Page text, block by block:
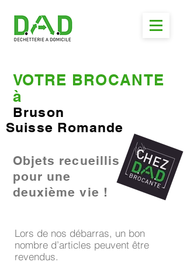
VOTRE BROCANTE
à
Bruson
Suisse Romande
Objets recueillis
pour une
deuxième vie !
Lors de nos débarras, un bon
nombre d’articles peuvent être
revendus.